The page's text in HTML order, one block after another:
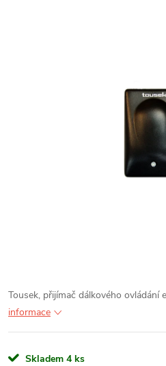
Tousek, přijímač dálkového ovládání
informace
Skladem 4 ks